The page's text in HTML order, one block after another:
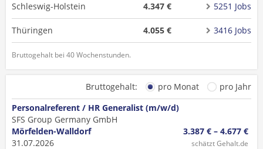
Schleswig-Holstein 4.347 € 5251 Jobs
Thüringen 4.055 € 3416 Jobs
Bruttogehalt bei 40 Wochenstunden.
Bruttogehalt: pro Monat
pro Jahr
Personalreferent / HR Generalist (m/w/d)
SFS Group Germany GmbH
Mörfelden-Walldorf
31.07.2026
3.387 € – 4.677 €
schätzt Gehalt.de